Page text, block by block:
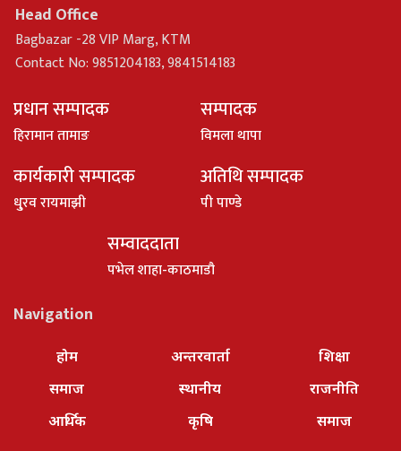
Head Office
Bagbazar -28 VIP Marg, KTM
Contact No: 9851204183, 9841514183
प्रधान सम्पादक
हिरामान तामाङ
सम्पादक
विमला थापा
कार्यकारी सम्पादक
धु्रव रायमाझी
अतिथि सम्पादक
पी पाण्डे
सम्वाददाता
पभेल शाहा-काठमाडौ
Navigation
होम
समाज
आर्थिक
अन्तरवार्ता
स्थानीय
कृषि
शिक्षा
राजनीति
समाज